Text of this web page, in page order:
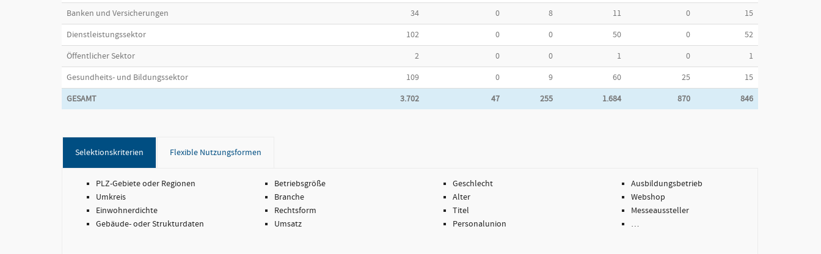
GESAMT 3.702 47 255 1.684 870 846
Banken und Versicherungen
34 0 8 11 0
15
Dienstleistungssektor
102 0 0 50 0
52
Öffentlicher Sektor
2 0 0 1 0
1
Gesundheits- und Bildungssektor
109 0 9 60 25 15
Selektionskriterien Flexible Nutzungsformen
PLZ-Gebiete oder Regionen
Umkreis
Einwohnerdichte
Gebäude- oder Strukturdaten
Betriebsgröße
Branche
Rechtsform
Umsatz
Geschlecht
Alter
Titel
Personalunion
Ausbildungsbetrieb
Webshop
Messeaussteller
…